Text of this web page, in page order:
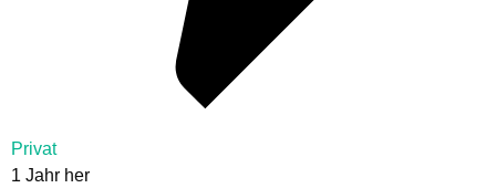
Privat
1 Jahr her